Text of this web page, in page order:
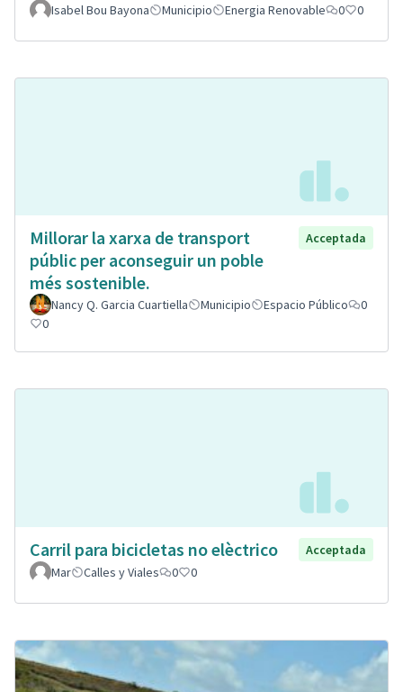
Isabel Bou Bayona Municipio Energia Renovable 0 0
Millorar la xarxa de transport
públic per aconseguir un poble
més sostenible.
Acceptada
Nancy Q. Garcia Cuartiella Municipio Espacio Público
0
0
Carril para bicicletas no elèctrico
Acceptada
Mar
Calles y Viales 0 0